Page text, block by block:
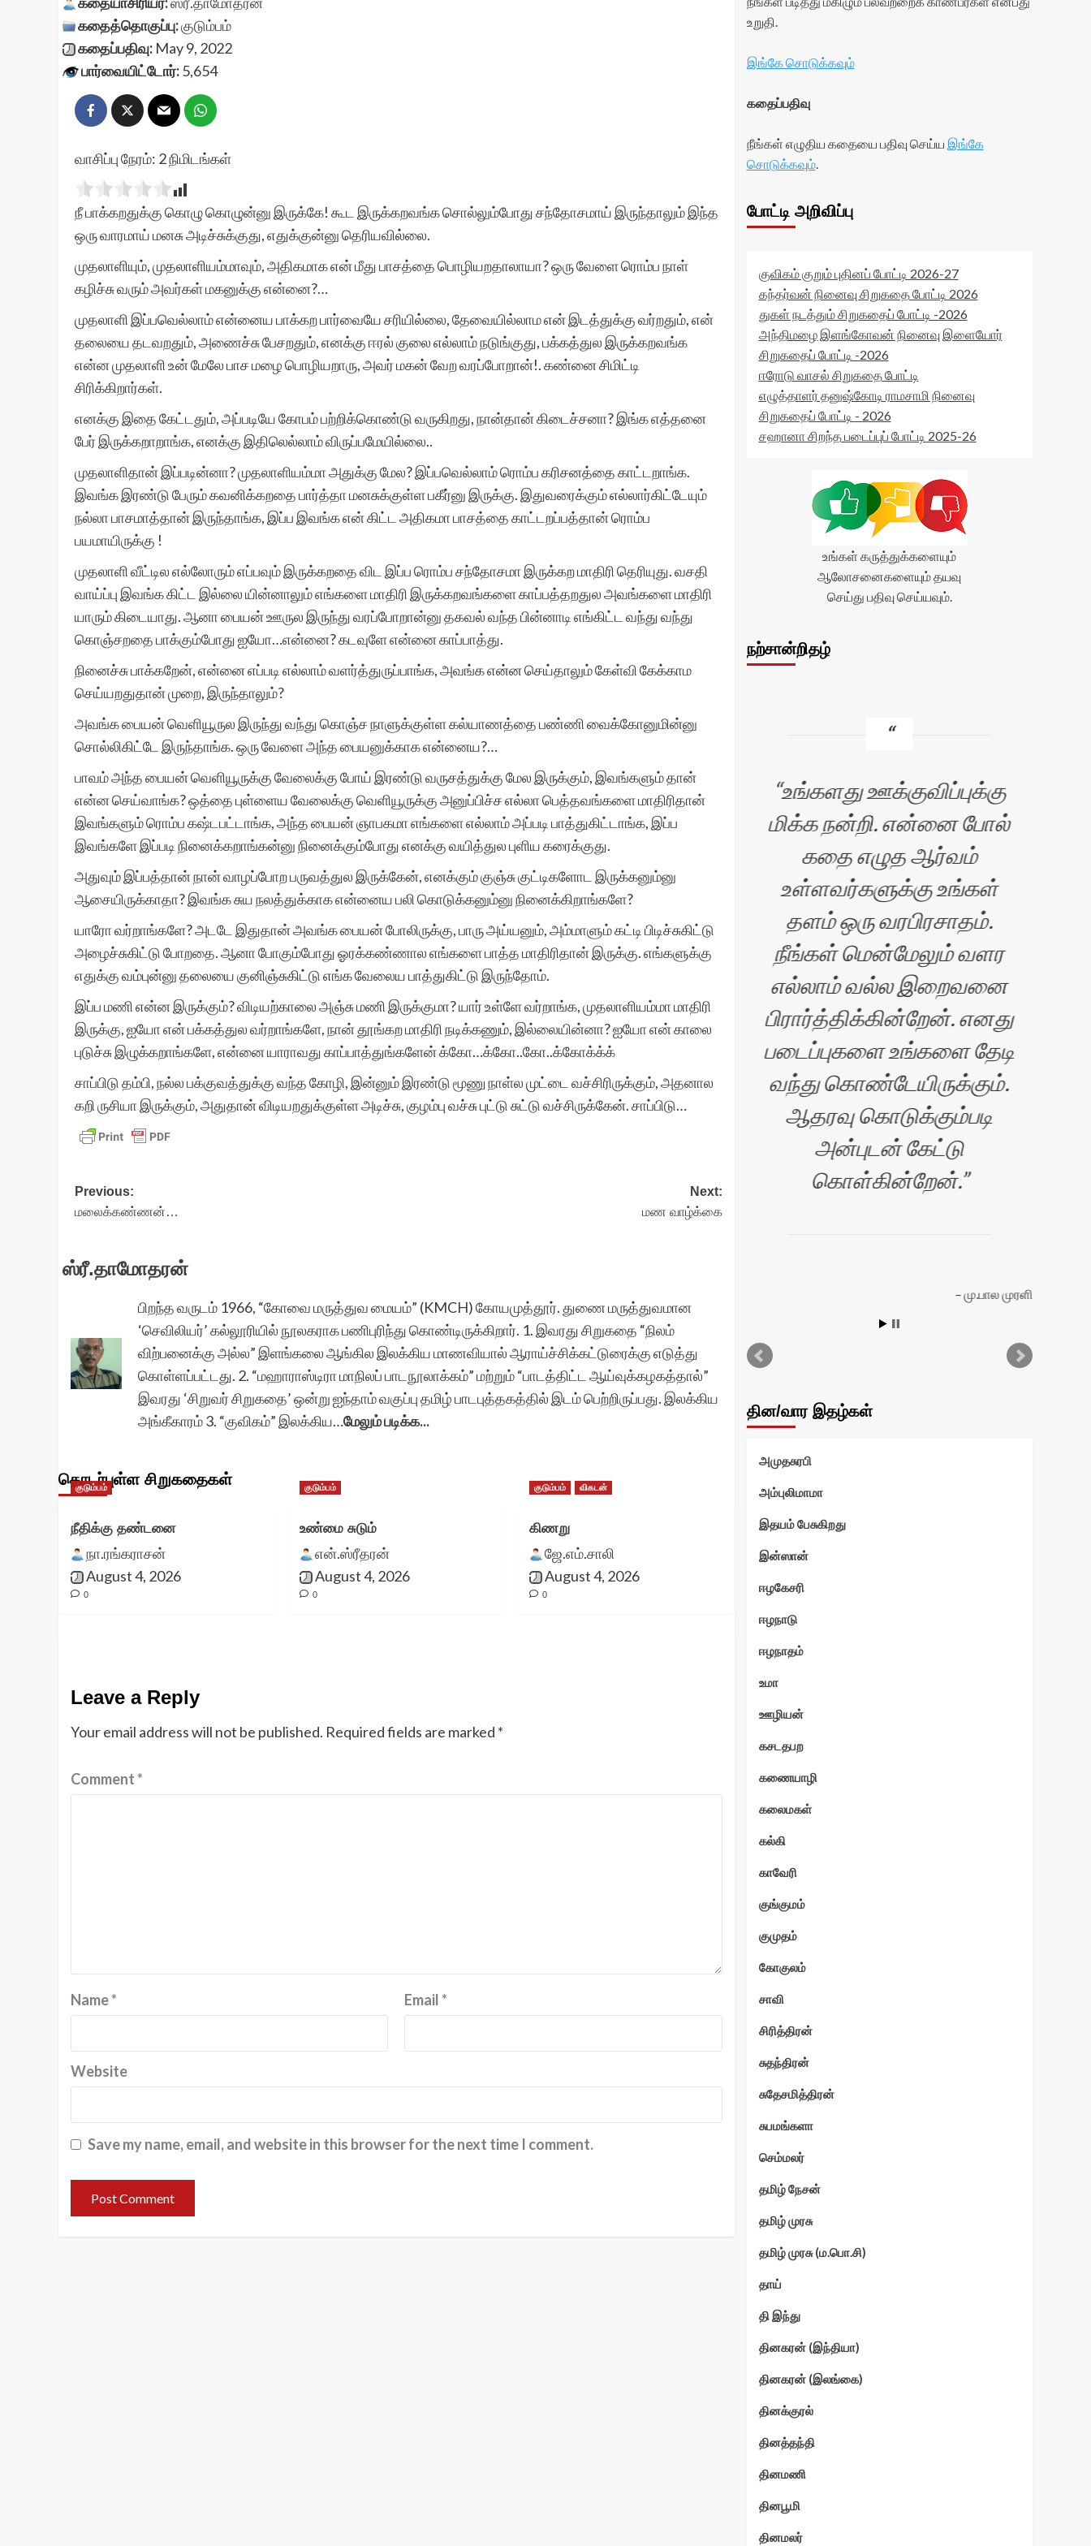
கதைத்தொகுப்பு:குடும்பம்
கதைப்பதிவு: May 9, 2022
பார்வையிட்டோர்:5,654
வாசிப்பு நேரம்: 2நிமிடங்கள்
நீ பாக்கறதுக்கு கொழு கொழுன்னு இருக்கே! கூட இருக்கறவங்க சொல்லும்போது சந்தோசமாய் இருந்தாலும் இந்த
ஒரு வாரமாய் மனசு அடிச்சுக்குது, எதுக்குன்னு தெரியவில்லை.
முதலாளியும், முதலாளியம்மாவும், அதிகமாக என் மீது பாசத்தை பொழியறதாலாயா? ஒரு வேளை ரொம்ப நாள்
கழிச்சு வரும் அவர்கள் மகனுக்கு என்னை?…
முதலாளி இப்பவெல்லாம் என்னைய பாக்கற பார்வையே சரியில்லை, தேவையில்லாம என் இடத்துக்கு வர்றதும், என்
தலையை தடவறதும், அணைச்சு பேசறதும், எனக்கு ஈரல் குலை எல்லாம் நடுங்குது, பக்கத்துல இருக்கறவங்க
என்ன முதலாளி உன் மேலே பாச மழை பொழியறாரு, அவர் மகன் வேற வரப்போறான்!. கண்னை சிமிட்டி
சிரிக்கிறார்கள்.
எனக்கு இதை கேட்டதும், அப்படியே கோபம் பற்றிக்கொண்டு வருகிறது, நான்தான் கிடைச்சனா? இங்க எத்தனை
பேர் இருக்கறாறாங்க, எனக்கு இதிலெல்லாம் விருப்பமேயில்லை..
முதலாளிதான் இப்படின்னா? முதலாளியம்மா அதுக்கு மேல? இப்பவெல்லாம் ரொம்ப கரிசனத்தை காட்டறாங்க.
இவங்க இரண்டு பேரும் கவனிக்கறதை பார்த்தா மனசுக்குள்ள பகீர்னு இருக்கு. இதுவரைக்கும் எல்லார்கிட்டேயும்
நல்லா பாசமாத்தான் இருந்தாங்க, இப்ப இவங்க என் கிட்ட அதிகமா பாசத்தை காட்டறப்பத்தான் ரொம்ப
பயமாயிருக்கு !
முதலாளி வீட்டில எல்லோரும் எப்பவும் இருக்கறதை விட இப்ப ரொம்ப சந்தோசமா இருக்கற மாதிரி தெரியுது. வசதி
வாய்ப்பு இவங்க கிட்ட இல்லை யின்னாலும் எங்களை மாதிரி இருக்கறவங்களை காப்பத்தறதுல அவங்களை மாதிரி
யாரும் கிடையாது. ஆனா பையன் ஊருல இருந்து வரப்போறான்னு தகவல் வந்த பின்னாடி எங்கிட்ட வந்து வந்து
கொஞ்சறதை பாக்கும்போது ஐயோ…என்னை? கடவுளே என்னை காப்பாத்து.
நினைச்சு பாக்கறேன், என்னை எப்படி எல்லாம் வளர்த்துருப்பாங்க, அவங்க என்ன செய்தாலும் கேள்வி கேக்காம
செய்யறதுதான் முறை, இருந்தாலும்?
அவங்க பையன் வெளியூருல இருந்து வந்து கொஞ்ச நாளுக்குள்ள கல்யாணத்தை பண்ணி வைக்கோனுமின்னு
சொல்லிகிட்டே இருந்தாங்க. ஒரு வேளை அந்த பையனுக்காக என்னைய?…
பாவம் அந்த பையன் வெளியூருக்கு வேலைக்கு போய் இரண்டு வருசத்துக்கு மேல இருக்கும், இவங்களும் தான்
என்ன செய்வாங்க? ஒத்தை புள்ளைய வேலைக்கு வெளியூருக்கு அனுப்பிச்ச எல்லா பெத்தவங்களை மாதிரிதான்
இவங்களும் ரொம்ப கஷ்டபட்டாங்க, அந்த பையன் ஞாபகமா எங்களை எல்லாம் அப்படி பாத்துகிட்டாங்க, இப்ப
இவங்களே இப்படி நினைக்கறாங்கன்னு நினைக்கும்போது எனக்கு வயித்துல புளிய கரைக்குது.
அதுவும் இப்பத்தான் நான் வாழப்போற பருவத்துல இருக்கேன், எனக்கும் குஞ்சு குட்டிகளோட இருக்கனும்னு
ஆசையிருக்காதா? இவங்க சுய நலத்துக்காக என்னைய பலி கொடுக்கனும்னு நினைக்கிறாங்களே?
யாரோ வர்றாங்களே? அடடே இதுதான் அவங்க பையன் போலிருக்கு, பாரு அய்யனும், அம்மாளும் கட்டி பிடிச்சுகிட்டு
அழைச்சுகிட்டு போறதை. ஆனா போகும்போது ஓரக்கண்ணால எங்களை பாத்த மாதிரிதான் இருக்கு. எங்களுக்கு
எதுக்கு வம்புன்னு தலையை குனிஞ்சுகிட்டு எங்க வேலைய பாத்துகிட்டு இருந்தோம்.
இப்ப மணி என்ன இருக்கும்? விடியற்காலை அஞ்சு மணி இருக்குமா? யார் உள்ளே வர்றாங்க, முதலாளியம்மா மாதிரி
இருக்கு, ஐயோ என் பக்கத்துல வர்றாங்களே, நான் தூங்கற மாதிரி நடிக்கணும், இல்லையின்னா? ஐயோ என் காலை
புடுச்சு இழுக்கறாங்களே, என்னை யாராவது காப்பாத்துங்களேன் க்கோ…க்கோ..கோ..க்கோக்க்க்
சாப்பிடு தம்பி, நல்ல பக்குவத்துக்கு வந்த கோழி, இன்னும் இரண்டு மூணு நாள்ல முட்டை வச்சிரிருக்கும், அதனால
கறி ருசியா இருக்கும், அதுதான் விடியறதுக்குள்ள அடிச்சு, குழம்பு வச்சு புட்டு சுட்டு வச்சிருக்கேன். சாப்பிடு…
Post
navigation
Previous:
மலைக்கண்ணன்…
Next:
மண வாழ்க்கை
ஸ்ரீ.தாமோதரன்
பிறந்த வருடம் 1966, “கோவை மருத்துவ மையம்” (KMCH) கோயமுத்தூர். துணை மருத்துவமான
‘செவிலியர்’ கல்லூரியில் நூலகராக பணிபுரிந்து கொண்டிருக்கிறார். 1. இவரது சிறுகதை “நிலம்
விற்பனைக்கு அல்ல” இளங்கலை ஆங்கில இலக்கிய மாணவியால் ஆராய்ச்சிக்கட்டுரைக்கு எடுத்து
கொள்ளப்பட்டது. 2. “மஹாராஸ்டிரா மாநிலப் பாடநூலாக்கம்” மற்றும் “பாடத்திட்ட ஆய்வுக்கழகத்தால்”
இவரது ‘சிறுவர் சிறுகதை’ ஒன்று ஐந்தாம் வகுப்பு தமிழ் பாடபுத்தகத்தில் இடம் பெற்றிருப்பது. இலக்கிய
அங்கீகாரம் 3. “குவிகம்” இலக்கிய…மேலும் படிக்க...
தொடர்புள்ள சிறுகதைகள்
குடும்பம்
நீதிக்கு தண்டனை
நா.ரங்கராசன்
August 4, 2026
0
குடும்பம்
உண்மை சுடும்
என்.ஸ்ரீதரன்
August 4, 2026
0
குடும்பம் விகடன்
கிணறு
ஜே.எம்.சாலி
August 4, 2026
0
Leave a Reply
Your email address will not be published. Required fields are marked *
Comment*
Name* Email*
Website
Save my name, email, and website in this browser for the next time I comment.
உறுதி.
இங்கே சொடுக்கவும்
கதைப்பதிவு
நீங்கள் எழுதிய கதையை பதிவு செய்ய இங்கே
சொடுக்கவும்.
போட்டி அறிவிப்பு
குவிகம் குறும் புதினப் போட்டி 2026-27
கந்தர்வன் நினைவு சிறுகதை போட்டி 2026
துகள் நடத்தும் சிறுகதைப் போட்டி -2026
அந்திமழை இளங்கோவன் நினைவு இளையோர்
சிறுகதைப் போட்டி -2026
ஈரோடு வாசல் சிறுகதை போட்டி
எழுத்தாளர் தனுஷ்கோடி ராமசாமி நினைவு
சிறுகதைப் போட்டி - 2026
சஹானா சிறந்த படைப்புப் போட்டி 2025-26
உங்கள் கருத்துக்களையும்
ஆலோசனைகளையும் தயவு
செய்து பதிவு செய்யவும்.
நற்சான்றிதழ்
உலகில் அற்புதங்கள்
எப்போதாவதுதான் நிகழும்.
அப்படியோர் அற்புதம்
இப்போது
நிகழ்ந்திருக்கிறது,
சிறுகதைகள்
இணையதளம்
மூலமாக.அத்தனை
படைப்பாளர்களின்
படைப்புகளையும் ஒரே
இடத்தில் பார்க்கும்
வாழ்த்தும் நன்றியும்.
உங்களது ஊக்குவிப்புக்கு
மிக்க நன்றி. என்னை போல்
கதை எழுத ஆர்வம்
உள்ளவர்களுக்கு உங்கள்
தளம் ஒரு வரபிரசாதம்.
நீங்கள் மென்மேலும் வளர
எல்லாம் வல்ல இறைவனை
பிரார்த்திக்கின்றேன். எனது
படைப்புகளை உங்களை தேடி
வந்து கொண்டேயிருக்கும்.
ஆதரவு கொடுக்கும்படி
அன்புடன் கேட்டு
கொள்கின்றேன்.
மு.பால முரளி
தின/வார இதழ்கள்
அமுதசுரபி
அம்புலிமாமா
இதயம் பேசுகிறது
இன்ஸான்
ஈழகேசரி
ஈழநாடு
ஈழநாதம்
உமா
ஊழியன்
கசடதபற
கணையாழி
கலைமகள்
கல்கி
காவேரி
குங்குமம்
குமுதம்
கோகுலம்
சாவி
சிரித்திரன்
சுதந்திரன்
சுதேசமித்திரன்
சுபமங்களா
செம்மலர்
தமிழ் நேசன்
தமிழ் முரசு
தமிழ் முரசு (ம.பொ.சி)
தாய்
தி இந்து
தினகரன் (இந்தியா)
தினகரன் (இலங்கை)
தினக்குரல்
தினத்தந்தி
தினமணி
தினபூமி
தினமலர்